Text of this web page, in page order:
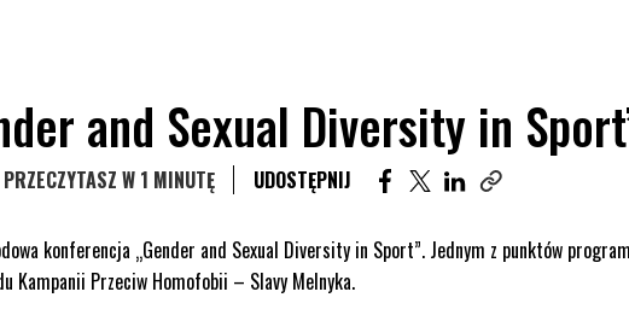
and Sexual Diversity in
PRZECZYTASZ W 1 MINUTĘ UDOSTĘPNIJ UDOSTĘPNIJ ARTYKUŁ NA
UDOSTĘPNIJ ARTYKUŁ
UDOSTĘPNIJ
konferencja „Gender and Sexual Diversity in Sport”. Jednym z punktów
Kampanii Przeciw Homofobii – Slavy Melnyka.